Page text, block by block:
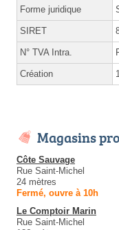
Forme juridique
SIRET
N° TVA Intra.
Création
Magasins
Côte Sauvage
Rue Saint-Michel
24 mètres
Fermé, ouvre à 10h
Le Comptoir Marin
Rue Saint-Michel